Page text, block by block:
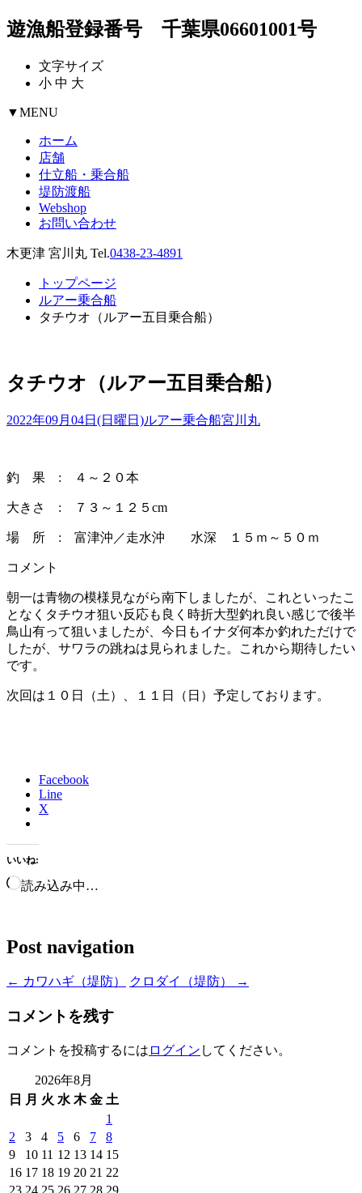
遊漁船登録番号 千葉県06601001号
文字サイズ
小 中 大
▼MENU
ホーム
店舗
仕立船・乗合船
堤防渡船
Webshop
お問い合わせ
木更津 宮川丸 Tel.0438-23-4891
トップページ
ルアー乗合船
タチウオ（ルアー五目乗合船）
タチウオ（ルアー五目乗合船）
2022年09月04日(日曜日)ルアー乗合船宮川丸
釣 果 : ４～２０本
大きさ : ７３～１２５cm
場 所 : 富津沖／走水沖 水深 １５ｍ～５０ｍ
コメント
朝一は青物の模様見ながら南下しましたが、これといったこ
となくタチウオ狙い反応も良く時折大型釣れ良い感じで後半
鳥山有って狙いましたが、今日もイナダ何本か釣れただけで
したが、サワラの跳ねは見られました。これから期待したい
です。
次回は１０日（土）、１１日（日）予定しております。
Facebook
Line
X
いいね:
読み込み中…
Post navigation
← カワハギ（堤防） クロダイ（堤防） →
コメントを残す
コメントを投稿するには ログイン してください。
2026年8月
日
月 火 水 木 金 土
1
2
3 4 5 6 7
8
9
10 11 12 13 14 15
16 17 18 19 20 21 22
23 24 25 26 27 28 29